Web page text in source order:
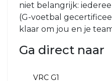
niet belangrijk:
(G-voetbal
klaar om jou en je
Ga direct naar
VRC G1